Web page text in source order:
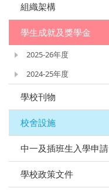
組織架構
學生成就及獎學金
2025-26年度
2024-25年度
學校刊物
校舍設施
中一及插班生入學申請
學校政策文件